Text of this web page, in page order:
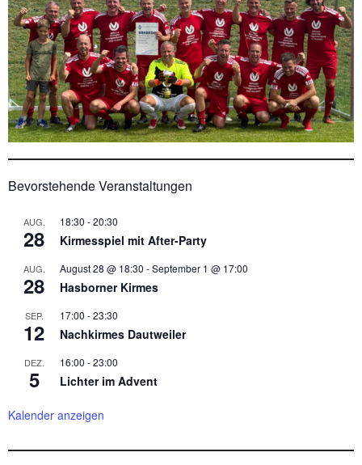
Bevorstehende Veranstaltungen
AUG.
28
18:30 -20:30
Kirmesspiel mit After-Party
AUG.
28
August 28 @ 18:30 -September 1 @ 17:00
Hasborner Kirmes
SEP.
12
17:00 -23:30
Nachkirmes Dautweiler
DEZ.
5
16:00 -23:00
Lichter im Advent
Kalender anzeigen